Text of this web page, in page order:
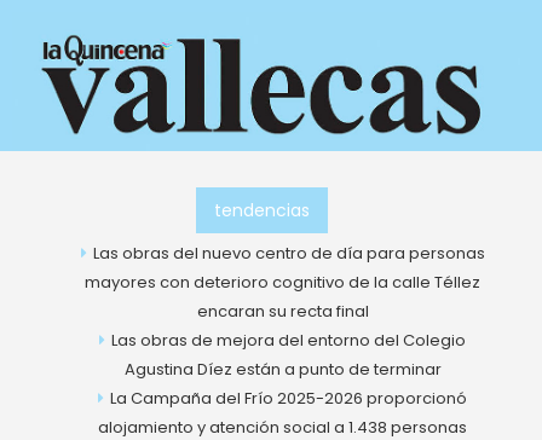
contenido
tendencias
Las obras del nuevo centro de día para personas
mayores con deterioro cognitivo de la calle Téllez
encaran su recta final
Las obras de mejora del entorno del Colegio
Agustina Díez están a punto de terminar
La Campaña del Frío 2025-2026 proporcionó
alojamiento y atención social a 1.438 personas